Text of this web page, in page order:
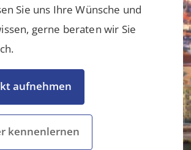
Sie uns Ihre Wünsche und
gerne beraten wir Sie
aufnehmen
kennenlernen